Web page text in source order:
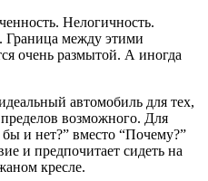
Нелогичность.
Граница между этими
очень размытой. А иногда
автомобиль для тех,
возможного. Для
и нет?” вместо “Почему?”
и предпочитает сидеть на
кресле.